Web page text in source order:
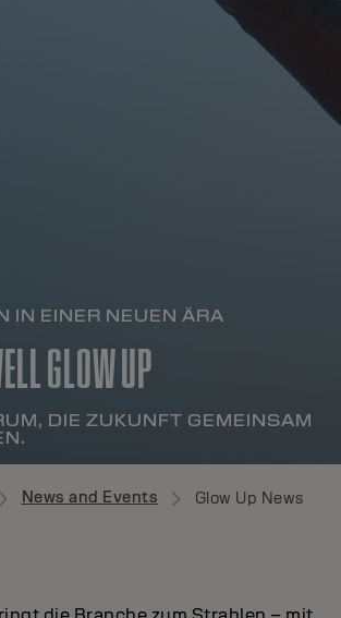
IN EINER NEUEN ÄRA
GLOW UP
DIE ZUKUNFT GEMEINSAM
News and Events Glow Up News